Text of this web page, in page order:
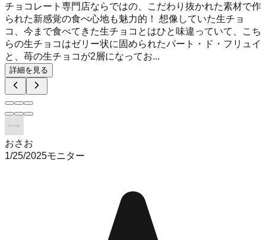
チョコレート専門店ならではの、こだわり抜かれた素材で作
られた新感覚の食べ心地も魅力的！ 想像していた生チョ
コ、今まで食べてきた生チョコとはひと味違っていて、こち
らの生チョコはゼリー状に固められたパート・ド・フリュイ
と、苺の生チョコが2層になってお...
詳細を見る
おさお
1/25/2025モニター